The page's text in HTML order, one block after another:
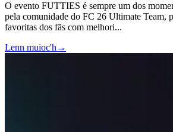
O evento FUTTIES é sempre um dos
pela comunidade do FC 26 Ultimate Team,
favoritas dos fãs com melhori...
Lenn muioc'h→